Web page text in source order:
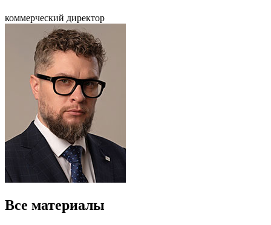
коммерческий директор
Все материалы